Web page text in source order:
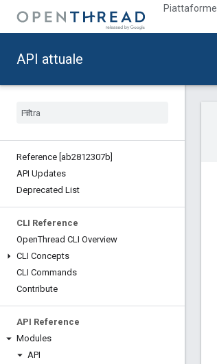
Piattaforme
API attuale
Reference [ab2812307b]
API Updates
Deprecated List
CLI Reference
OpenThread CLI Overview
CLI Concepts
CLI Commands
Contribute
API Reference
Modules
API